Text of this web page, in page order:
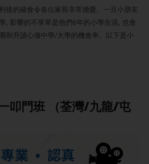
後的確會令各位家長非常擔憂。一旦小朋友
, 影響的不單單是他們6年的小學生涯, 也會
和升讀心儀中學/大學的機會率。以下是小
叩門班 （荃灣/九龍/屯